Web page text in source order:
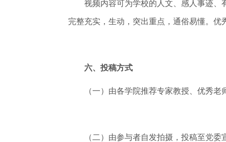
视频内容可为学校的人文、感人事迹、有
完整充实，生动，突出重点，通俗易懂。
六、投稿方式
（一）由各学院推荐专家教授、优秀老
（二）由参与者自发拍摄，投稿至党委宣